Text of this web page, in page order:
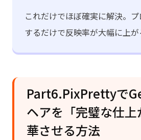
これだけでほぼ確実に解決。
するだけで反映率が大幅に上が
Part6.PixPrettyで
ヘアを「完璧な仕
華させる方法